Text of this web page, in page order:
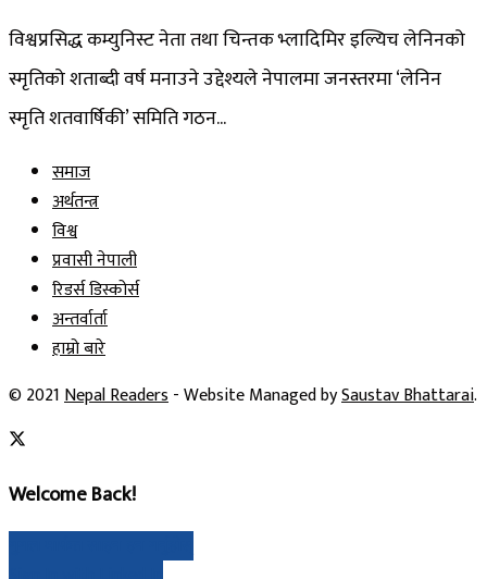
विश्वप्रसिद्ध कम्युनिस्ट नेता तथा चिन्तक भ्लादिमिर इल्यिच लेनिनको
स्मृतिको शताब्दी वर्ष मनाउने उद्देश्यले नेपालमा जनस्तरमा ‘लेनिन
स्मृति शतवार्षिकी’ समिति गठन...
समाज
अर्थतन्त्र
विश्व
प्रवासी नेपाली
रिडर्स डिस्कोर्स
अन्तर्वार्ता
हाम्रो बारे
© 2021Nepal Readers- Website Managed bySaustav Bhattarai.
Welcome Back!